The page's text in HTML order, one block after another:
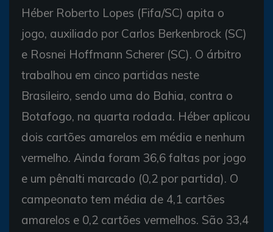
Héber Roberto Lopes (Fifa/SC) apita o
jogo, auxiliado por Carlos Berkenbrock (SC)
e Rosnei Hoffmann Scherer (SC). O árbitro
trabalhou em cinco partidas neste
Brasileiro, sendo uma do Bahia, contra o
Botafogo, na quarta rodada. Héber aplicou
dois cartões amarelos em média e nenhum
vermelho. Ainda foram 36,6 faltas por jogo
e um pênalti marcado (0,2 por partida). O
campeonato tem média de 4,1 cartões
amarelos e 0,2 cartões vermelhos. São 33,4